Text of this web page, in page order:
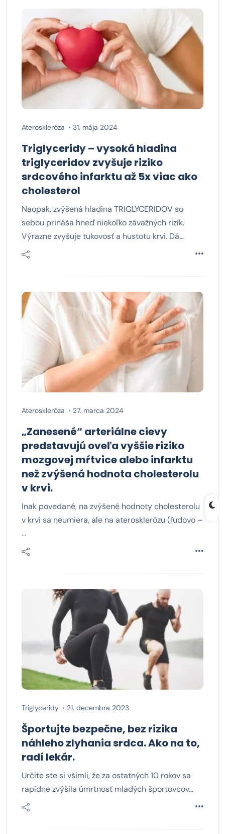
Ateroskleróza 31. mája 2024
Triglyceridy – vysoká hladina
triglyceridov zvyšuje riziko
srdcového infarktu až 5x viac ako
cholesterol
Naopak, zvýšená hladina TRIGLYCERIDOV so
sebou prináša hneď niekoľko závažných rizík.
Výrazne zvyšuje tukovosť a hustotu krvi. Dá…
Ateroskleróza 27. marca 2024
„Zanesené“ arteriálne cievy
predstavujú oveľa vyššie riziko
mozgovej mŕtvice alebo infarktu
než zvýšená hodnota cholesterolu
v krvi.
Inak povedané, na zvýšené hodnoty cholesterolu
v krvi sa neumiera, ale na aterosklerózu (ľudovo –
…
Triglyceridy 21. decembra 2023
Športujte bezpečne, bez rizika
náhleho zlyhania srdca. Ako na to,
radí lekár.
Určite ste si všimli, že za ostatných 10 rokov sa
rapídne zvýšila úmrtnosť mladých športovcov…